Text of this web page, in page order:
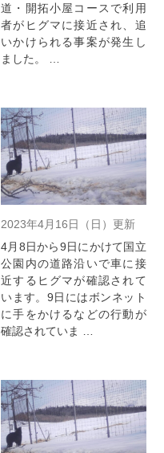
道・開拓小屋コースで利用
者がヒグマに接近され、追
いかけられる事案が発生し
ました。 …
2023年4月16日（日）更新
4月8日から9日にかけて国立
公園内の道路沿いで車に接
近するヒグマが確認されて
います。9日にはボンネット
に手をかけるなどの行動が
確認されていま …